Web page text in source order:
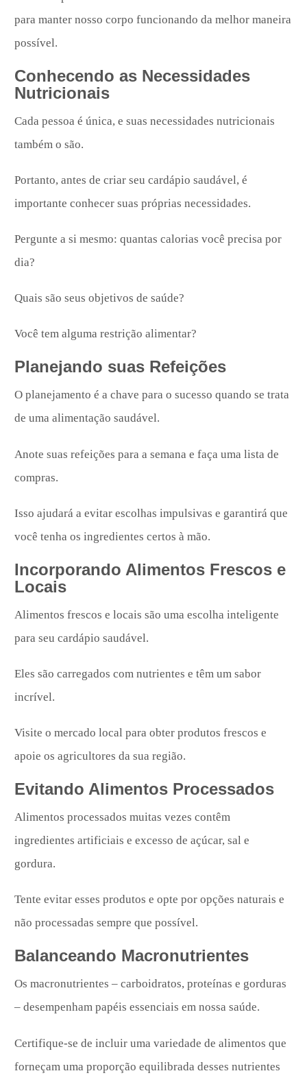
para manter nosso corpo funcionando da melhor maneira
possível.
Conhecendo as Necessidades
Nutricionais
Cada pessoa é única, e suas necessidades nutricionais
também o são.
Portanto, antes de criar seu cardápio saudável, é
importante conhecer suas próprias necessidades.
Pergunte a si mesmo: quantas calorias você precisa por
dia?
Quais são seus objetivos de saúde?
Você tem alguma restrição alimentar?
Planejando suas Refeições
O planejamento é a chave para o sucesso quando se trata
de uma alimentação saudável.
Anote suas refeições para a semana e faça uma lista de
compras.
Isso ajudará a evitar escolhas impulsivas e garantirá que
você tenha os ingredientes certos à mão.
Incorporando Alimentos Frescos e
Locais
Alimentos frescos e locais são uma escolha inteligente
para seu cardápio saudável.
Eles são carregados com nutrientes e têm um sabor
incrível.
Visite o mercado local para obter produtos frescos e
apoie os agricultores da sua região.
Evitando Alimentos Processados
Alimentos processados muitas vezes contêm
ingredientes artificiais e excesso de açúcar, sal e
gordura.
Tente evitar esses produtos e opte por opções naturais e
não processadas sempre que possível.
Balanceando Macronutrientes
Os macronutrientes – carboidratos, proteínas e gorduras
– desempenham papéis essenciais em nossa saúde.
Certifique-se de incluir uma variedade de alimentos que
forneçam uma proporção equilibrada desses nutrientes